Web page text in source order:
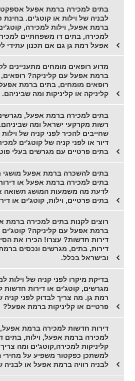
בתים למכירה ברמת אפעל
לבניה של וילות או קוטג'ים.
ברמת אפעל, וילות למכירה,
למכירה, בתים דו משפחתיים
אפעל רמת גן גם אם תכנון עתידי
מדוע רופאים מומחים מתעניינים
ברמת אפעל עם קליניקה? רופאים,
רופאים מומחים, בתים ברמת
קליניקה או קליניקות ומה שביניהם.
בתים למכירה ברמת אפעל,
רשות מקרקעי ישראל ומה שביניהם.
שחייבים להכיר לפני קניה של
דיור או לפני קניה של קוטג'ים
בתים פרטיים עם מגרשים בעלי
בתים להשכרה ברמת אפעל מושגי
בתים למכירה ברמת אפעל או
לדעת מה משמעות המושג תשואה
בתים פרטיים, וילות, קוטג'ים או
רוצים לקנות בתים למכירה ברמת
ברמת אפעל עם קליניקה?
דירות חדשות? עצרו! הכירו את
דירות, בתים, מגרשים ונכסים
ובישראל בכלל.
בדיקת מיקרו לפני קניה של וילות
מגרשים, קוטג'ים או דירות
רמת גן. מה צריך לבדוק לפני
פרטיים או קליניקות ברמת אפעל?
דירות חדשות למכירה ברמת
למכירה ברמת אפעל, וילות, בתים
קליניקות למכירה,קוטג'ים ומה
למשתכן כפקטור משפיע על מחירי
לבניה רוויה ברמת אפעל או